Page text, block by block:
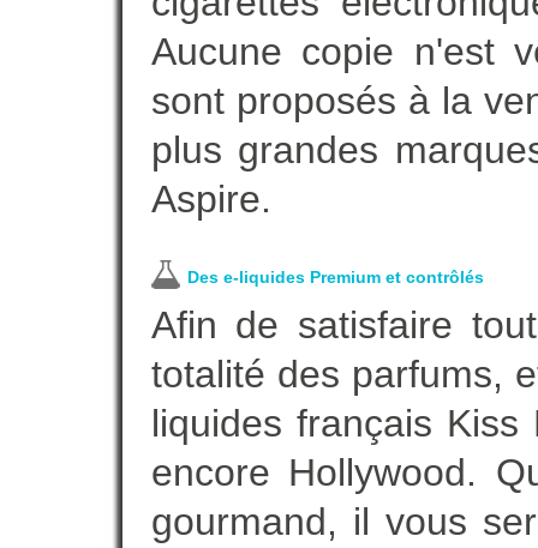
Aucune copie n'est
sont proposés à la
plus grandes
Aspire.
Des e-liquides Premium et contrôlés
Afin de satisfaire
totalité des parfums,
liquides français
encore Hollywood.
gourmand, il vous